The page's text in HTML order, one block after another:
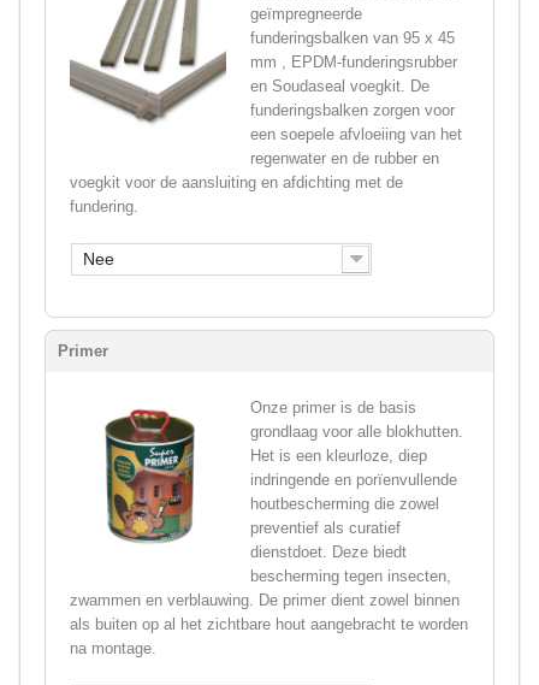
geïmpregneerde
funderingsbalken van 95 x 45
mm , EPDM-funderingsrubber
en Soudaseal voegkit. De
funderingsbalken zorgen voor
een soepele afvloeiing van het
regenwater en de rubber en
voegkit voor de aansluiting en afdichting met de
fundering.
Nee
Primer
Onze primer is de basis
grondlaag voor alle blokhutten.
Het is een kleurloze, diep
indringende en porïenvullende
houtbescherming die zowel
preventief als curatief
dienstdoet. Deze biedt
bescherming tegen insecten,
zwammen en verblauwing. De primer dient zowel binnen
als buiten op al het zichtbare hout aangebracht te worden
na montage.